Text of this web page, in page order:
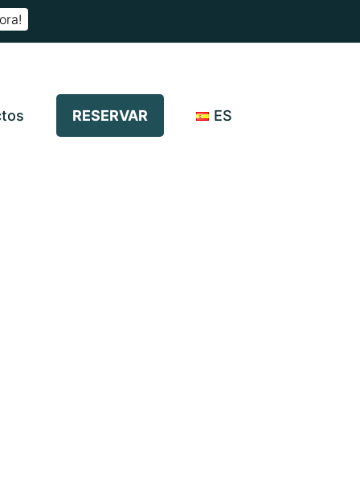
RESERVAR ES